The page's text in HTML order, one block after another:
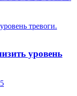
уровень